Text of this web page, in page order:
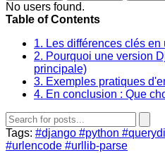
No users found.
Table of Contents
1. Les différences clés
2. Pourquoi une version
principale)
3. Exemples pratiques
4. En conclusion : Que
Tags: #django #python
#urlencode #urllib-parse